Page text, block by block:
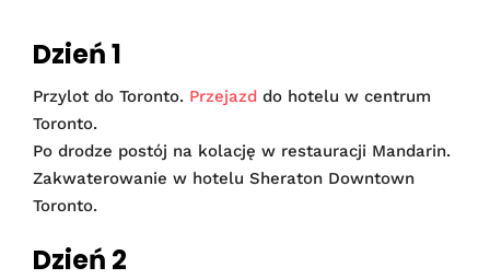
Dzień 1
Przylot do Toronto. Przejazd do hotelu w centrum
Toronto.
Po drodze postój na kolację w restauracji Mandarin.
Zakwaterowanie w hotelu Sheraton Downtown
Toronto.
Dzień 2